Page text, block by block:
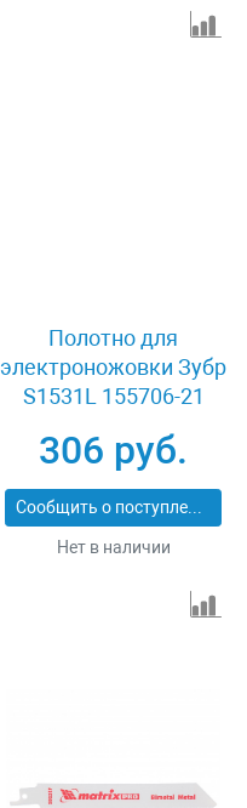
Полотно для
электроножовки Зубр
S1531L 155706-21
306 руб.
Сообщить о поступлении
Нет в наличии